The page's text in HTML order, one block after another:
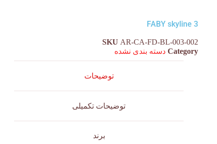
FABY skyline 3
SKU AR-CA-FD-BL-003-002
Category دسته بندی نشده
توضیحات
توضیحات تکمیلی
برند